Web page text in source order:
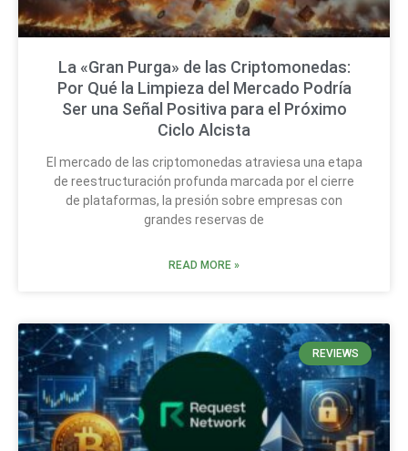
La «Gran Purga» de las Criptomonedas:
Por Qué la Limpieza del Mercado Podría
Ser una Señal Positiva para el Próximo
Ciclo Alcista
El mercado de las criptomonedas atraviesa una etapa
de reestructuración profunda marcada por el cierre
de plataformas, la presión sobre empresas con
grandes reservas de
READ MORE »
REVIEWS